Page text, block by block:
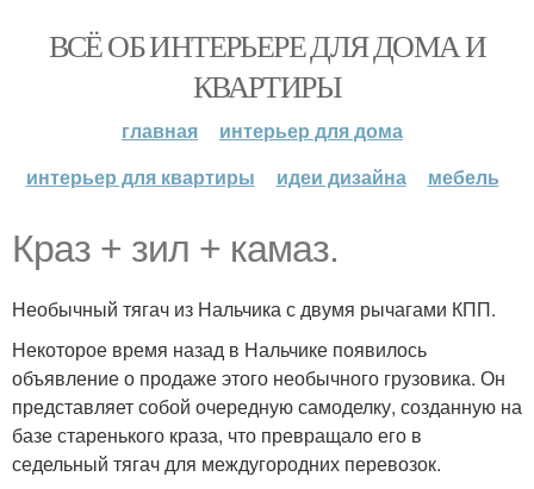
ВСЁ ОБ ИНТЕРЬЕРЕ ДЛЯ ДОМА И
КВАРТИРЫ
главная
интерьер для дома
интерьер для квартиры
идеи дизайна мебель
Краз + зил + камаз.
Необычный тягач из Нальчика с двумя рычагами КПП.
Некоторое время назад в Нальчике появилось
объявление о продаже этого необычного грузовика. Он
представляет собой очередную самоделку, созданную на
базе старенького краза, что превращало его в
седельный тягач для междугородних перевозок.